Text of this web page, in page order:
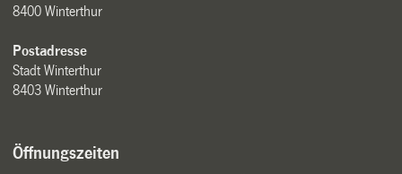
8400 Winterthur
Postadresse
Stadt Winterthur
8403 Winterthur
Öffnungszeiten